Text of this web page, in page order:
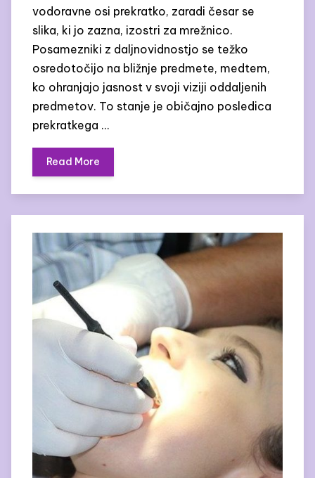
vodoravne osi prekratko, zaradi česar se
slika, ki jo zazna, izostri za mrežnico.
Posamezniki z daljnovidnostjo se težko
osredotočijo na bližnje predmete, medtem,
ko ohranjajo jasnost v svoji viziji oddaljenih
predmetov. To stanje je običajno posledica
prekratkega …
Read More